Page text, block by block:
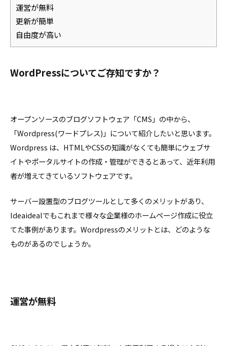
運営が無料
更新が簡単
自由度が高い
WordPressについてご存知ですか？
オープンソースのブログソフトウェア「CMS」の中から、
「Wordpress(ワードプレス)」について紹介したいと思います。
Wordpress は、HTMLやCSSの知識がなくても簡単にウェブサ
イトやポータルサイトの作成・管理ができるとあって、近年利用
者が増えてきているソフトウェアです。
サーバー設置型のブログツールとして多くのメリットがあり、
Ideaidealでもこれまで様々な企業様のホームページ作成に役立
てた事例があります。Wordpressのメリットとは、どのような
ものがあるのでしょうか。
運営が無料